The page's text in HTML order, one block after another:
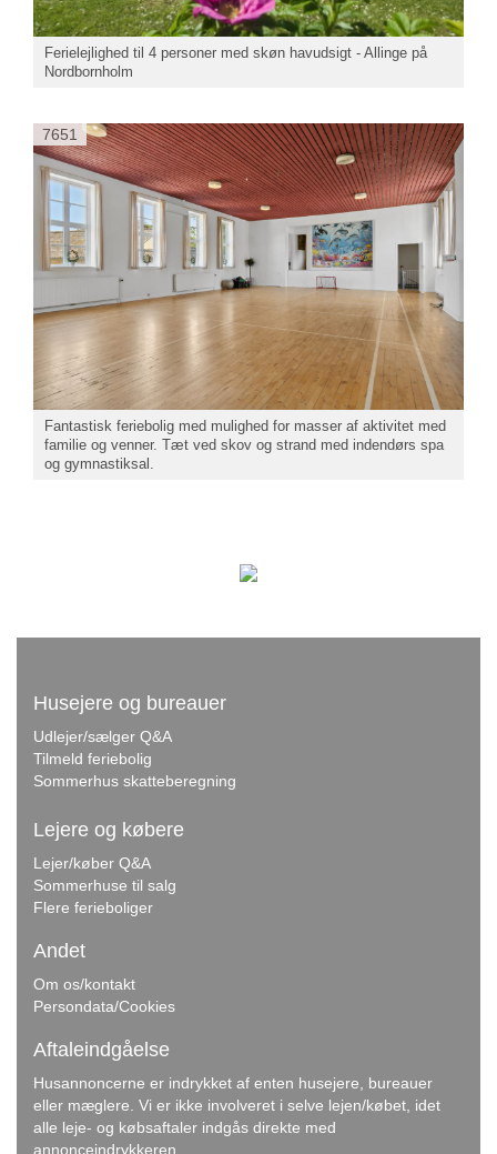
Ferielejlighed til 4 personer med skøn havudsigt - Allinge på
Nordbornholm
7651
Fantastisk feriebolig med mulighed for masser af aktivitet med
familie og venner. Tæt ved skov og strand med indendørs spa
og gymnastiksal.
Husejere og bureauer
Udlejer/sælger Q&A
Tilmeld feriebolig
Sommerhus skatteberegning
Lejere og købere
Lejer/køber Q&A
Sommerhuse til salg
Flere ferieboliger
Andet
Om os/kontakt
Persondata/Cookies
Aftaleindgåelse
Husannoncerne er indrykket af enten husejere, bureauer
eller mæglere. Vi er ikke involveret i selve lejen/købet, idet
alle leje- og købsaftaler indgås direkte med
annonceindrykkeren.